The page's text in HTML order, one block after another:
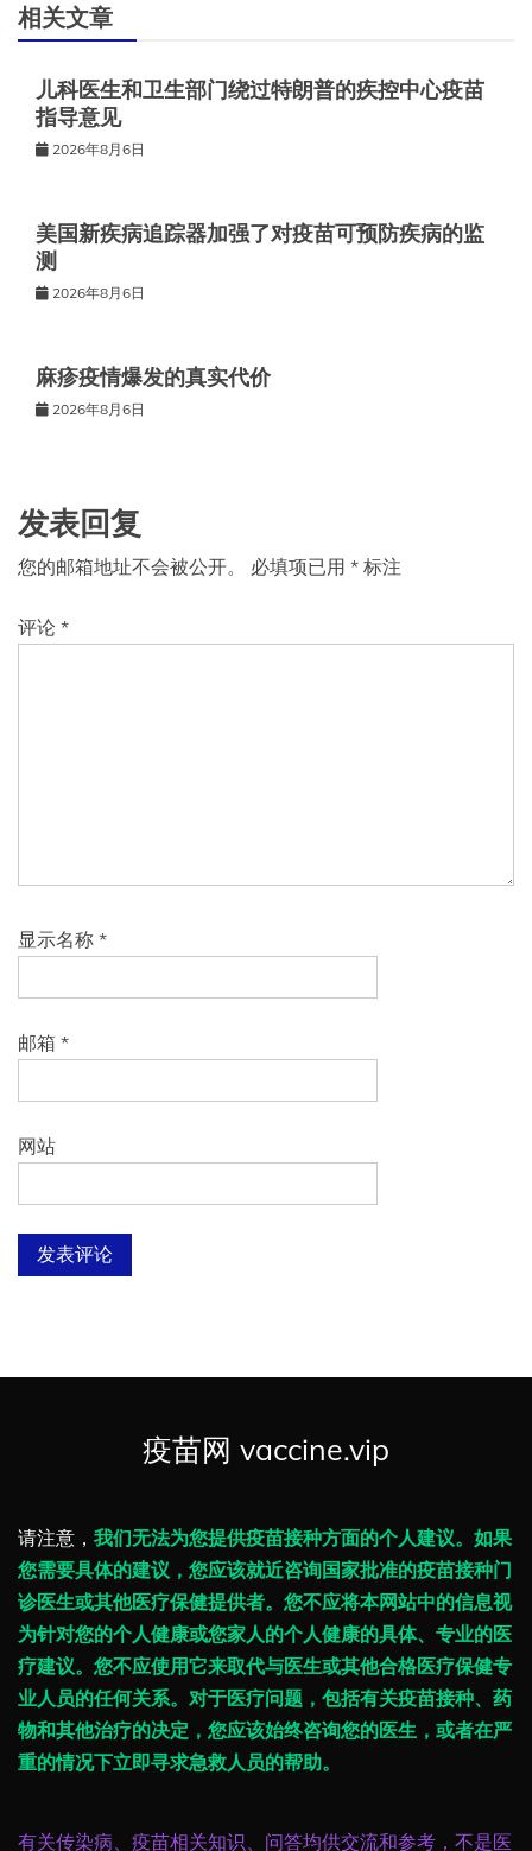
航
相关文章
儿科医生和卫生部门绕过特朗普的疾控中心疫苗
指导意见
2026年8月6日
美国新疾病追踪器加强了对疫苗可预防疾病的监
测
2026年8月6日
麻疹疫情爆发的真实代价
2026年8月6日
发表回复
您的邮箱地址不会被公开。 必填项已用 * 标注
评论 *
显示名称 *
邮箱 *
网站
疫苗网 vaccine.vip
请注意， 我们无法为您提供疫苗接种方面的个人建议。如果
您需要具体的建议，您应该就近咨询国家批准的疫苗接种门
诊医生或其他医疗保健提供者。您不应将本网站中的信息视
为针对您的个人健康或您家人的个人健康的具体、专业的医
疗建议。您不应使用它来取代与医生或其他合格医疗保健专
业人员的任何关系。对于医疗问题，包括有关疫苗接种、药
物和其他治疗的决定，您应该始终咨询您的医生，或者在严
重的情况下立即寻求急救人员的帮助。
有关传染病、疫苗相关知识、问答均供交流和参考，不是医